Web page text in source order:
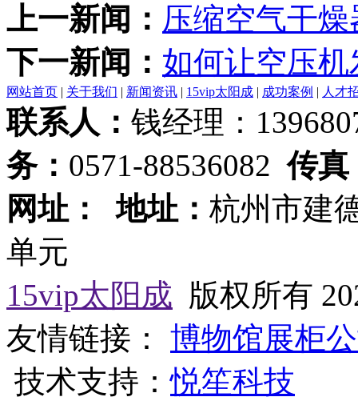
上一新闻： 压缩空气干
下一新闻： 如何让空压
网站首页 | 关于我们 | 新闻资讯 | 15vip太阳成 | 成功案例 | 人才
联系人： 钱经理：
务： 0571-88536082传真
网址：
地址： 杭州市建
单元
15vip太阳成 版权所有
友情链接： 博物馆展柜
技术支持：悦笙科技